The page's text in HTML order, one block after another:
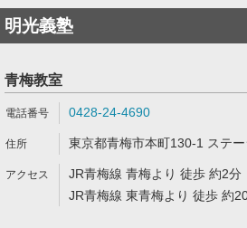
明光義塾
青梅教室
0428-24-4690
東京都青梅市本町130-1 ステ
JR青梅線 青梅より 徒歩 約2分
JR青梅線 東青梅より 徒歩 約